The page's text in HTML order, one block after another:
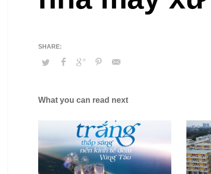
What you can read next